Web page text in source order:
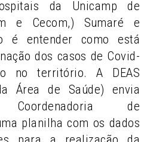
da Unicamp de
e Cecom,) Sumaré e
é entender como está
dos casos de Covid-
no território. A DEAS
Área de Saúde) envia
de
planilha com os dados